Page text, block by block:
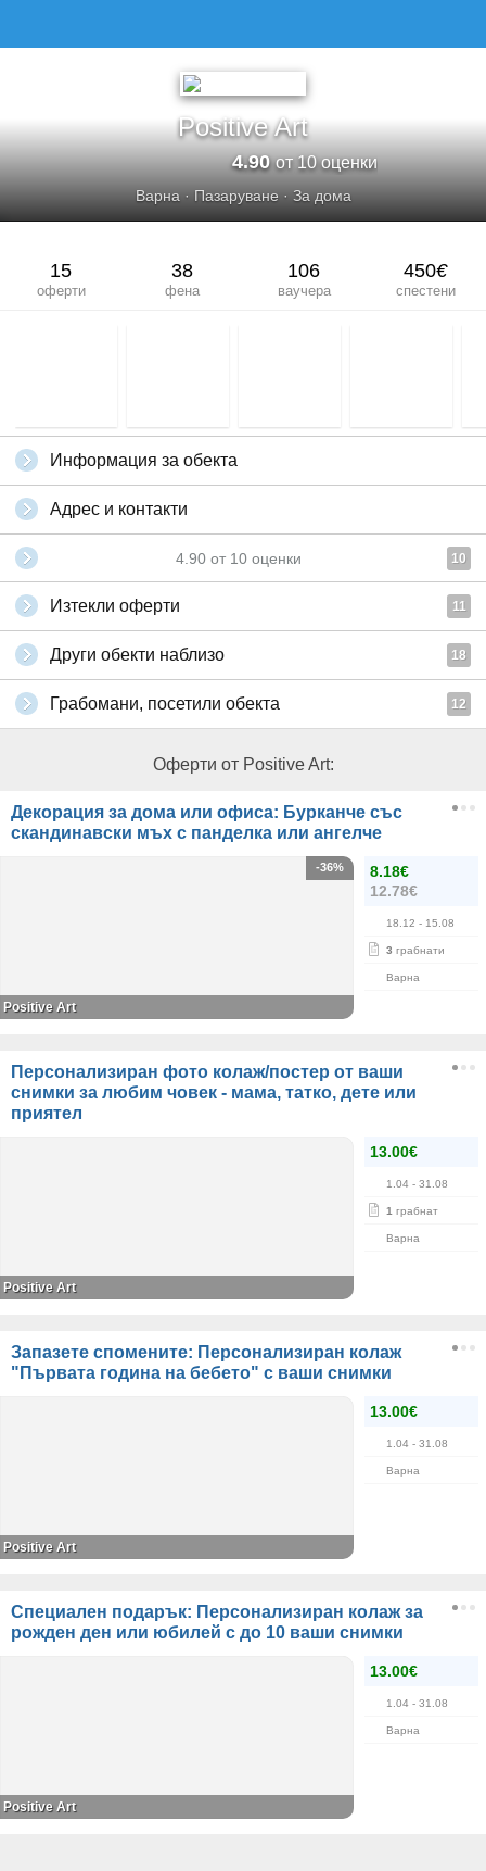
Positive Art
4.90от 10 оценки
Варна· Пазаруване· За дома
15
оферти
38
фена
106
ваучера
450€
спестени
Информация за обекта
Адрес и контакти
4.90 от 10 оценки 10
Изтекли оферти 11
Други обекти наблизо 18
Грабомани, посетили обекта 12
Оферти от Positive Art:
Декорация за дома или офиса: Бурканче със
скандинавски мъх с панделка или ангелче
8.18€
12.78€
18.12 - 15.08
3 грабнати
Варна
-36%
Positive Art
Персонализиран фото колаж/постер от ваши
снимки за любим човек - мама, татко, дете или
приятел
13.00€
1.04 - 31.08
1 грабнат
Варна
Positive Art
Запазете спомените: Персонализиран колаж
"Първата година на бебето" с ваши снимки
13.00€
1.04 - 31.08
Варна
Positive Art
Специален подарък: Персонализиран колаж за
рожден ден или юбилей с до 10 ваши снимки
13.00€
1.04 - 31.08
Варна
Positive Art